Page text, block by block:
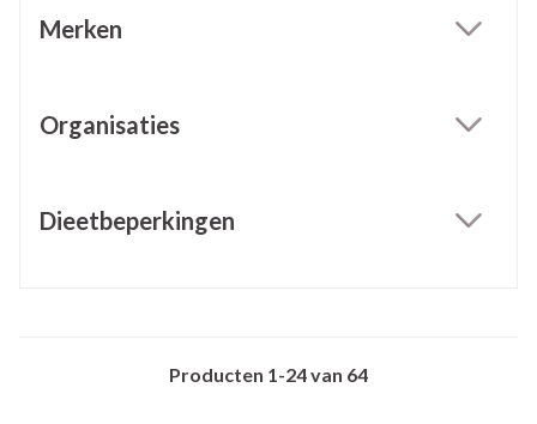
Merken
Organisaties
Dieetbeperkingen
Producten 1-24van 64